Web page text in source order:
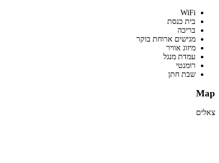
WiFi
בית כנסת
בריכה
מגישים ארוחת בוקר
מיזוג אוויר
עמדת מנגל
רומנטי
שבת חתן
Map
צאלים